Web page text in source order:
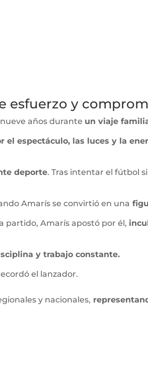
esfuerzo y
años durante un viaje
el espectáculo, las luces y la
deporte. Tras intentar el fútbol
Amarís se convirtió en una
partido, Amarís apostó por él,
y trabajo constante.
el lanzador.
y nacionales,